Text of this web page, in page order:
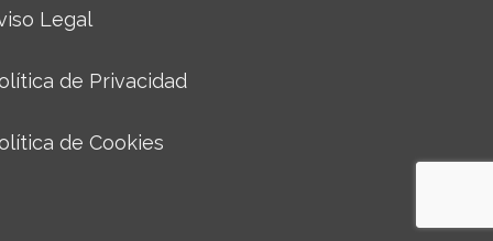
Legal
de Privacidad
de Cookies